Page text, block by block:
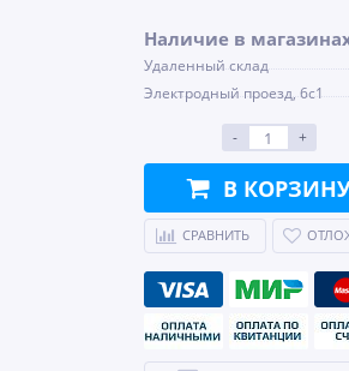
Наличие в
Удаленный склад
Электродный проезд, 6с1
- +
В
СРАВНИТЬ